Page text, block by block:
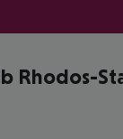
Rhodos-